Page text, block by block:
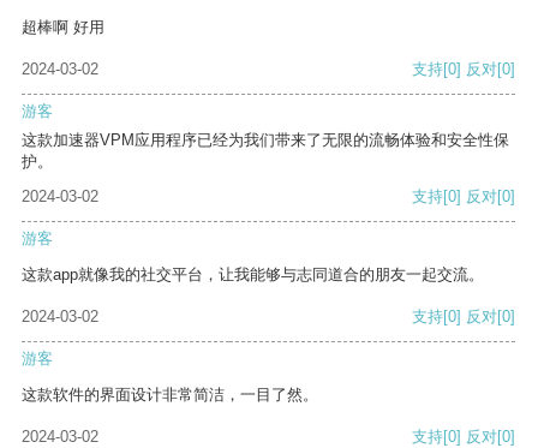
超棒啊 好用
2024-03-02 支持[0] 反对[0]
游客
这款加速器VPM应用程序已经为我们带来了无限的流畅体验和安全性保
护。
2024-03-02
支持[0] 反对[0]
游客
这款app就像我的社交平台，让我能够与志同道合的朋友一起交流。
2024-03-02 支持[0] 反对[0]
游客
这款软件的界面设计非常简洁，一目了然。
2024-03-02 支持[0] 反对[0]